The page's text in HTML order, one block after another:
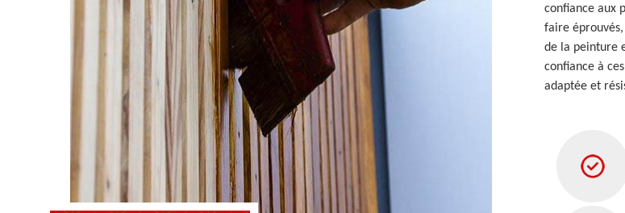
confiance aux
faire
de la peinture
confiance à
adaptée et